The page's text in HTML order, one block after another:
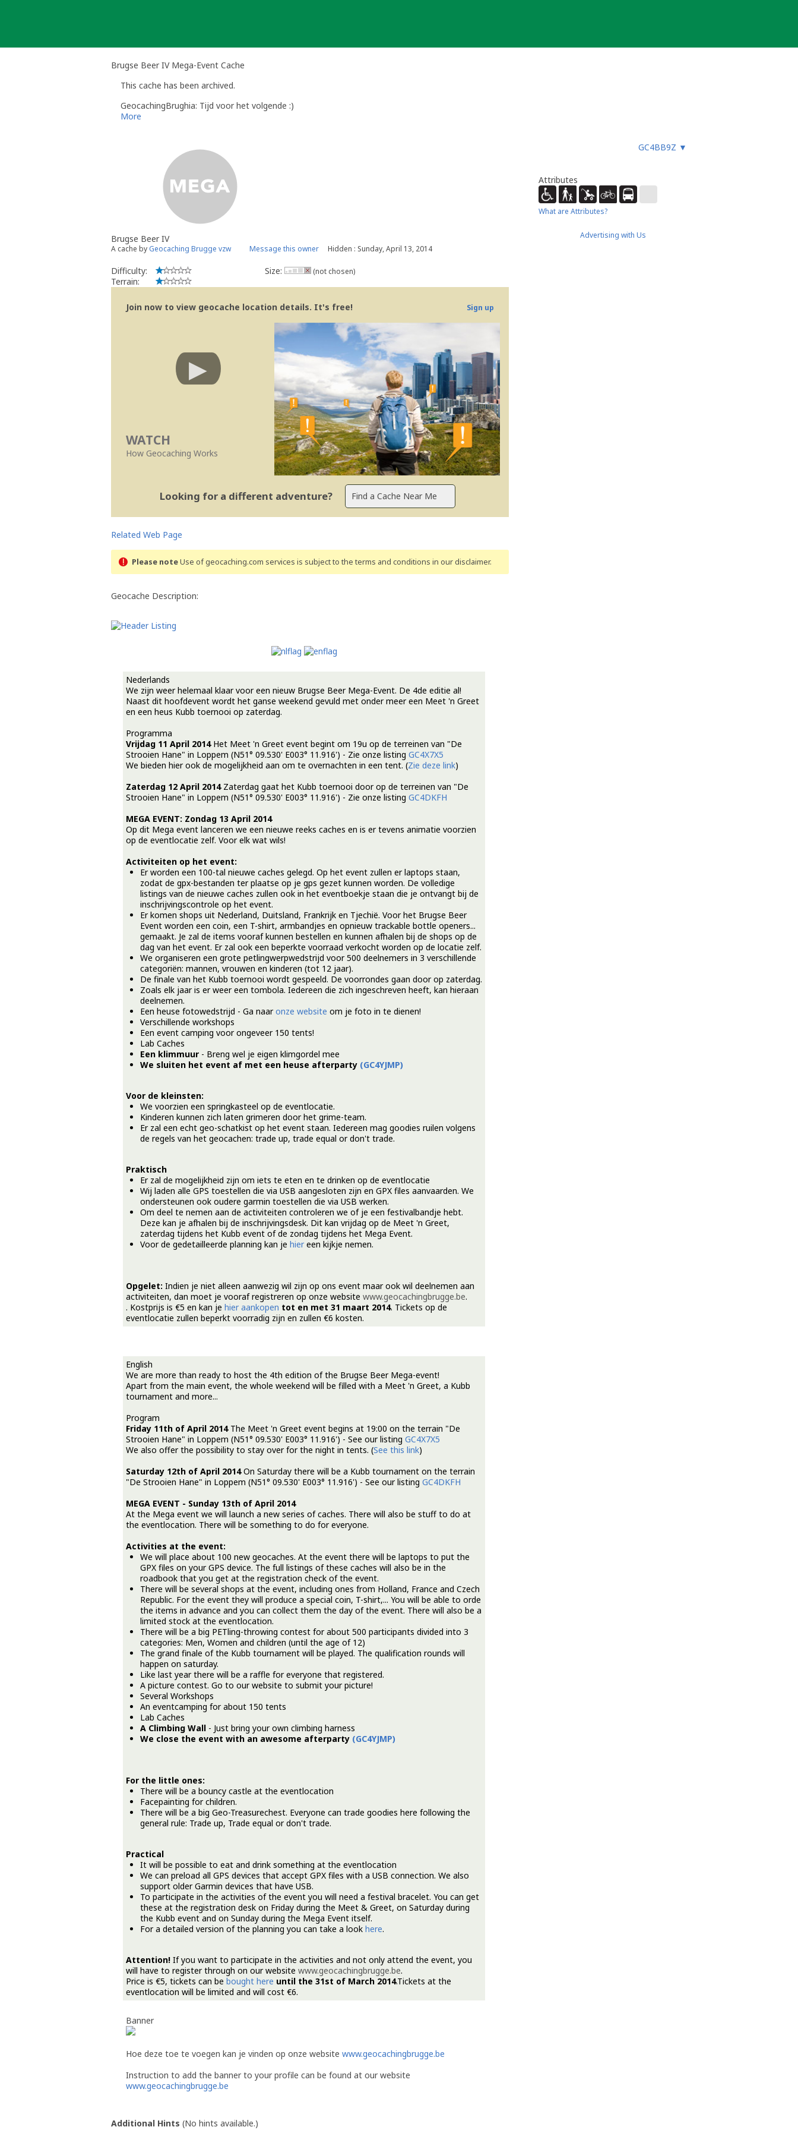
Brugse Beer IV Mega-Event Cache
This cache has been archived.
GeocachingBrughia: Tijd voor het volgende :)
More
GC4BB9Z ▼
Brugse Beer IV
A cache by Geocaching Brugge vzw Message this owner Hidden : Sunday, April 13, 2014
Difficulty:
Terrain:
Size: (not chosen)
Join now to view geocache location details. It's free! Sign up
WATCH
How Geocaching Works
Looking for a different adventure?
Related Web Page
Please noteUse of geocaching.com services is subject to the terms and conditions in our disclaimer.
Geocache Description:
Nederlands
We zijn weer helemaal klaar voor een nieuw Brugse Beer Mega-Event. De 4de editie al!
Naast dit hoofdevent wordt het ganse weekend gevuld met onder meer een Meet 'n Greet
en een heus Kubb toernooi op zaterdag.
Programma
Vrijdag 11 April 2014Het Meet 'n Greet event begint om 19u op de terreinen van "De
Strooien Hane" in Loppem (N51° 09.530' E003° 11.916') - Zie onze listing GC4X7X5
We bieden hier ook de mogelijkheid aan om te overnachten in een tent. (Zie deze link)
Zaterdag 12 April 2014Zaterdag gaat het Kubb toernooi door op de terreinen van "De
Strooien Hane" in Loppem (N51° 09.530' E003° 11.916') - Zie onze listing GC4DKFH
MEGA EVENT: Zondag 13 April 2014
Op dit Mega event lanceren we een nieuwe reeks caches en is er tevens animatie voorzien
op de eventlocatie zelf. Voor elk wat wils!
Activiteiten op het event:
Er worden een 100-tal nieuwe caches gelegd. Op het event zullen er laptops staan,
zodat de gpx-bestanden ter plaatse op je gps gezet kunnen worden. De volledige
listings van de nieuwe caches zullen ook in het eventboekje staan die je ontvangt bij de
inschrijvingscontrole op het event.
Er komen shops uit Nederland, Duitsland, Frankrijk en Tjechië. Voor het Brugse Beer
Event worden een coin, een T-shirt, armbandjes en opnieuw trackable bottle openers...
gemaakt. Je zal de items vooraf kunnen bestellen en kunnen afhalen bij de shops op de
dag van het event. Er zal ook een beperkte voorraad verkocht worden op de locatie zelf.
We organiseren een grote petlingwerpwedstrijd voor 500 deelnemers in 3 verschillende
categoriën: mannen, vrouwen en kinderen (tot 12 jaar).
De finale van het Kubb toernooi wordt gespeeld. De voorrondes gaan door op zaterdag.
Zoals elk jaar is er weer een tombola. Iedereen die zich ingeschreven heeft, kan hieraan
deelnemen.
Een heuse fotowedstrijd - Ga naaronze website om je foto in te dienen!
Verschillende workshops
Een event camping voor ongeveer 150 tents!
Lab Caches
Een klimmuur - Breng wel je eigen klimgordel mee
We sluiten het event af met een heuse afterparty (GC4YJMP)
Voor de kleinsten:
We voorzien een springkasteel op de eventlocatie.
Kinderen kunnen zich laten grimeren door het grime-team.
Er zal een echt geo-schatkist op het event staan. Iedereen mag goodies ruilen volgens
de regels van het geocachen: trade up, trade equal or don't trade.
Praktisch
Er zal de mogelijkheid zijn om iets te eten en te drinken op de eventlocatie
Wij laden alle GPS toestellen die via USB aangesloten zijn en GPX files aanvaarden. We
ondersteunen ook oudere garmin toestellen die via USB werken.
Om deel te nemen aan de activiteiten controleren we of je een festivalbandje hebt.
Deze kan je afhalen bij de inschrijvingsdesk. Dit kan vrijdag op de Meet 'n Greet,
zaterdag tijdens het Kubb event of de zondag tijdens het Mega Event.
Voor de gedetailleerde planning kan je hier een kijkje nemen.
Opgelet: Indien je niet alleen aanwezig wil zijn op ons event maar ook wil deelnemen aan
activiteiten, dan moet je vooraf registreren op onze website www.geocachingbrugge.be.
. Kostprijs is €5 en kan je hier aankopen tot en met 31 maart 2014. Tickets op de
eventlocatie zullen beperkt voorradig zijn en zullen €6 kosten.
English
We are more than ready to host the 4th edition of the Brugse Beer Mega-event!
Apart from the main event, the whole weekend will be filled with a Meet 'n Greet, a Kubb
tournament and more...
Program
Friday 11th of April 2014The Meet 'n Greet event begins at 19:00 on the terrain "De
Strooien Hane" in Loppem (N51° 09.530' E003° 11.916') - See our listing GC4X7X5
We also offer the possibility to stay over for the night in tents. (See this link)
Saturday 12th of April 2014On Saturday there will be a Kubb tournament on the terrain
"De Strooien Hane" in Loppem (N51° 09.530' E003° 11.916') - See our listing GC4DKFH
MEGA EVENT - Sunday 13th of April 2014
At the Mega event we will launch a new series of caches. There will also be stuff to do at
the eventlocation. There will be something to do for everyone.
Activities at the event:
We will place about 100 new geocaches. At the event there will be laptops to put the
GPX files on your GPS device. The full listings of these caches will also be in the
roadbook that you get at the registration check of the event.
There will be several shops at the event, including ones from Holland, France and Czech
Republic. For the event they will produce a special coin, T-shirt,... You will be able to orde
the items in advance and you can collect them the day of the event. There will also be a
limited stock at the eventlocation.
There will be a big PETling-throwing contest for about 500 participants divided into 3
categories: Men, Women and children (until the age of 12)
The grand finale of the Kubb tournament will be played. The qualification rounds will
happen on saturday.
Like last year there will be a raffle for everyone that registered.
A picture contest. Go to our website to submit your picture!
Several Workshops
An eventcamping for about 150 tents
Lab Caches
A Climbing Wall - Just bring your own climbing harness
We close the event with an awesome afterparty (GC4YJMP)
For the little ones:
There will be a bouncy castle at the eventlocation
Facepainting for children.
There will be a big Geo-Treasurechest. Everyone can trade goodies here following the
general rule: Trade up, Trade equal or don't trade.
Practical
It will be possible to eat and drink something at the eventlocation
We can preload all GPS devices that accept GPX files with a USB connection. We also
support older Garmin devices that have USB.
To participate in the activities of the event you will need a festival bracelet. You can get
these at the registration desk on Friday during the Meet & Greet, on Saturday during
the Kubb event and on Sunday during the Mega Event itself.
For a detailed version of the planning you can take a look here.
Attention! If you want to participate in the activities and not only attend the event, you
will have to register through on our website www.geocachingbrugge.be.
Price is €5, tickets can be bought here until the 31st of March 2014.Tickets at the
eventlocation will be limited and will cost €6.
Banner
Hoe deze toe te voegen kan je vinden op onze website www.geocachingbrugge.be
Instruction to add the banner to your profile can be found at our website
www.geocachingbrugge.be
Additional Hints (No hints available.)
Attributes
What are Attributes?
Advertising with Us